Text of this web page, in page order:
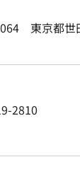
東京都世
2810